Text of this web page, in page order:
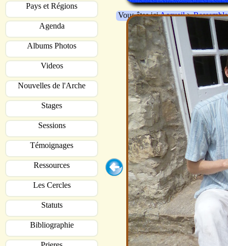
Pays et Régions
Agenda
Albums Photos
Videos
Nouvelles de l'Arche
Stages
Sessions
Témoignages
Ressources
Les Cercles
Statuts
Bibliographie
Vous êtes iciAccueil>